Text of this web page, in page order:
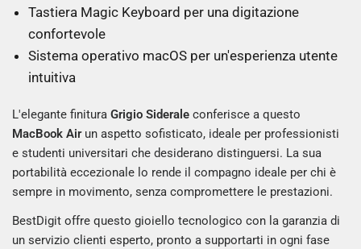
Tastiera Magic Keyboard per una digitazione
confortevole
Sistema operativo macOS per un'esperienza utente
intuitiva
L'elegante finituraGrigio Siderale conferisce a questo
MacBook Airun aspetto sofisticato, ideale per professionisti
e studenti universitari che desiderano distinguersi. La sua
portabilità eccezionale lo rende il compagno ideale per chi è
sempre in movimento, senza compromettere le prestazioni.
BestDigit offre questo gioiello tecnologico con la garanzia di
un servizio clienti esperto, pronto a supportarti in ogni fase